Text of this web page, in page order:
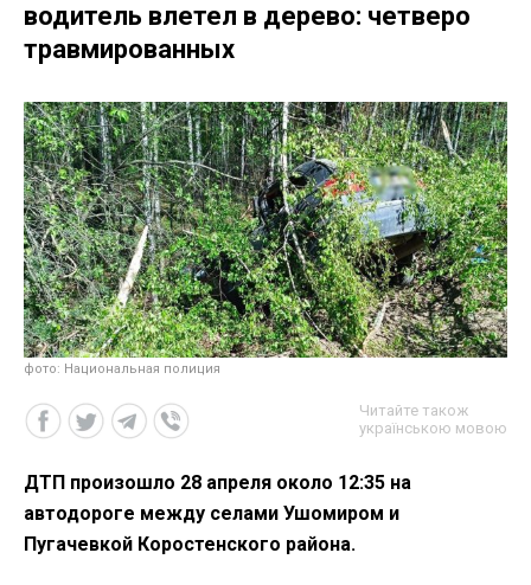
водитель влетел в дерево: четверо
травмированных
фото: Национальная полиция
Читайте також
українською мовою
ДТП произошло 28 апреля около 12:35 на
автодороге между селами Ушомиром и
Пугачевкой Коростенского района.